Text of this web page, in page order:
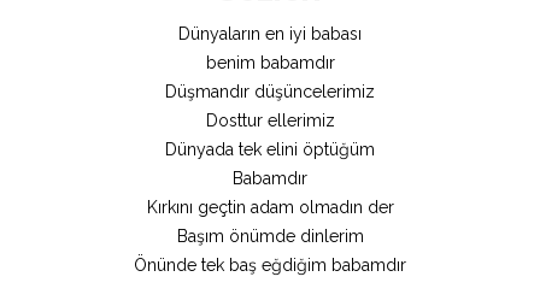
Dünyaların en iyi babası
benim babamdır
Düşmandır düşüncelerimiz
Dosttur ellerimiz
Dünyada tek elini öptüğüm
Babamdır
Kırkını geçtin adam olmadın der
Başım önümde dinlerim
Önünde tek baş eğdiğim babamdır